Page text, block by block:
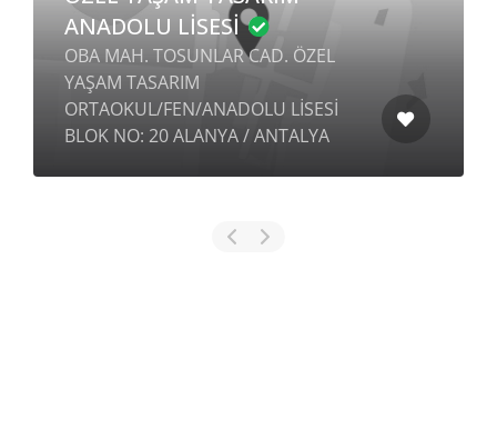
ANADOLU LİSESİ
OBA MAH. TOSUNLAR CAD. ÖZEL
YAŞAM TASARIM
ORTAOKUL/FEN/ANADOLU LİSESİ
BLOK NO: 20 ALANYA / ANTALYA